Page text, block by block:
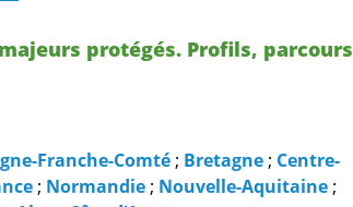
protégés. Profils, parcours
Franche-Comté; Bretagne; Centre-
; Normandie; Nouvelle-Aquitaine;